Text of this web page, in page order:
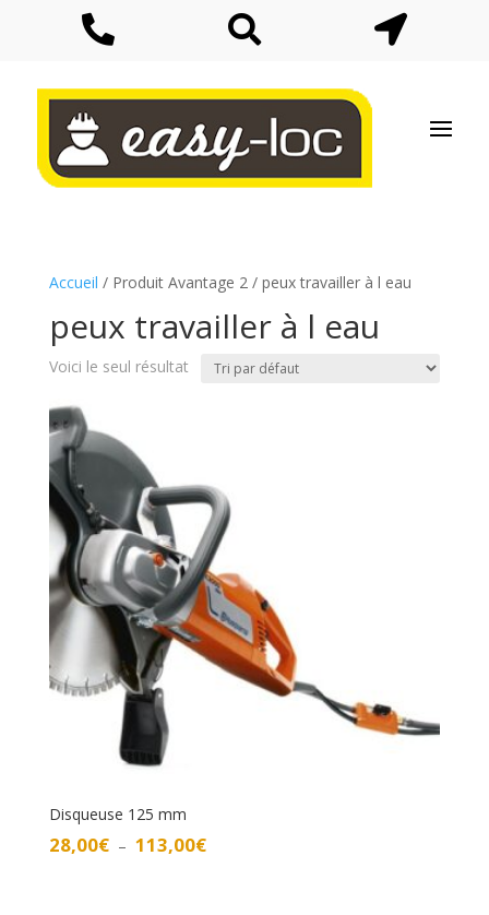
  
Accueil / Produit Avantage 2 / peux travailler à l eau
peux travailler à l eau
Voici le seul résultat
Disqueuse 125 mm
28,00€ – 113,00€Plage